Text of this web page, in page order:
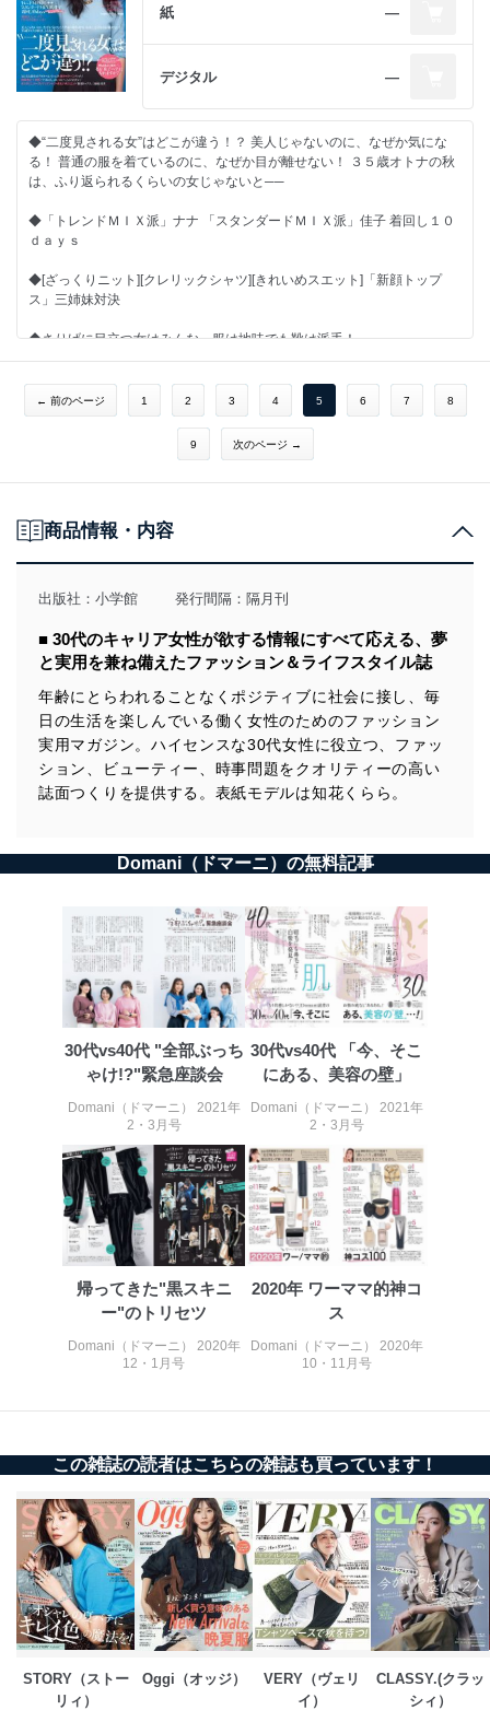
紙 ―
デジタル ―
◆“二度見される女”はどこが違う！？ 美人じゃないのに、なぜか気にな
る！ 普通の服を着ているのに、なぜか目が離せない！ ３５歳オトナの秋
は、ふり返られるくらいの女じゃないと──
◆「トレンドＭＩＸ派」ナナ 「スタンダードＭＩＸ派」佳子 着回し１０
ｄａｙｓ
◆[ざっくりニット][クレリックシャツ][きれいめスエット]「新顔トップ
ス」三姉妹対決
◆さりげに目立つ女はみんな…服は地味でも靴は派手！
← 前のページ 1 2 3 4 5 6 7 8
9 次のページ →
商品情報・内容
出版社： 小学館 発行間隔：隔月刊
■ 30代のキャリア女性が欲する情報にすべて応える、夢
と実用を兼ね備えたファッション＆ライフスタイル誌
年齢にとらわれることなくポジティブに社会に接し、毎
日の生活を楽しんでいる働く女性のためのファッション
実用マガジン。ハイセンスな30代女性に役立つ、ファッ
ション、ビューティー、時事問題をクオリティーの高い
誌面つくりを提供する。表紙モデルは知花くらら。
Domani（ドマーニ）の無料記事
30代vs40代 "全部ぶっち
ゃけ!?"緊急座談会
Domani（ドマーニ） 2021年
2・3月号
30代vs40代 「今、そこ
にある、美容の壁」
Domani（ドマーニ） 2021年
2・3月号
帰ってきた"黒スキニ
ー"のトリセツ
Domani（ドマーニ） 2020年
12・1月号
2020年 ワーママ的神コ
ス
Domani（ドマーニ） 2020年
10・11月号
この雑誌の読者はこちらの雑誌も買っています！
STORY（ストー
リィ）
Oggi（オッジ）
VERY（ヴェリ
イ）
CLASSY.(クラッ
シィ）